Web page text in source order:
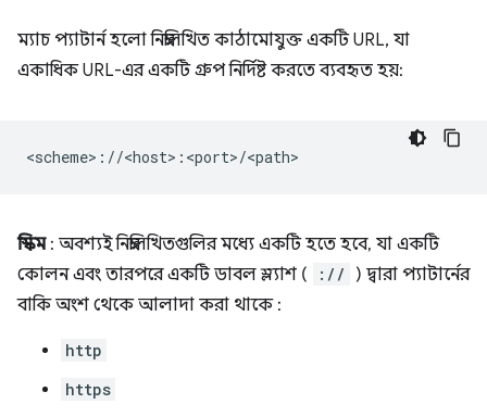
ম্যাচ প্যাটার্ন হলো নিম্নলিখিত কাঠামোযুক্ত একটি URL, যা
একাধিক URL-এর একটি গ্রুপ নির্দিষ্ট করতে ব্যবহৃত হয়:
স্কিম: অবশ্যই নিম্নলিখিতগুলির মধ্যে একটি হতে হবে, যা একটি
কোলন এবং তারপরে একটি ডাবল স্ল্যাশ (
://
) দ্বারা প্যাটার্নের
বাকি অংশ থেকে আলাদা করা থাকে :
http
https